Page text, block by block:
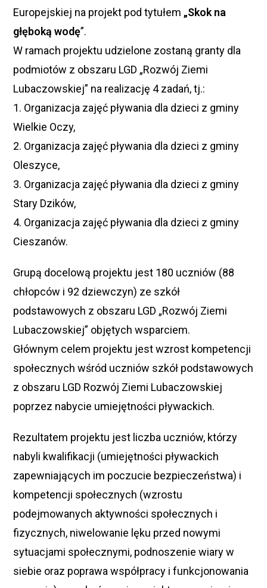
Europejskiej na projekt pod tytułem „Skok na
głęboką wodę”.
W ramach projektu udzielone zostaną granty dla
podmiotów z obszaru LGD „Rozwój Ziemi
Lubaczowskiej” na realizację 4 zadań, tj.:
1. Organizacja zajęć pływania dla dzieci z gminy
Wielkie Oczy,
2. Organizacja zajęć pływania dla dzieci z gminy
Oleszyce,
3. Organizacja zajęć pływania dla dzieci z gminy
Stary Dzików,
4. Organizacja zajęć pływania dla dzieci z gminy
Cieszanów.
Grupą docelową projektu jest 180 uczniów (88
chłopców i 92 dziewczyn) ze szkół
podstawowych z obszaru LGD „Rozwój Ziemi
Lubaczowskiej” objętych wsparciem.
Głównym celem projektu jest wzrost kompetencji
społecznych wśród uczniów szkół podstawowych
z obszaru LGD Rozwój Ziemi Lubaczowskiej
poprzez nabycie umiejętności pływackich.
Rezultatem projektu jest liczba uczniów, którzy
nabyli kwalifikacji (umiejętności pływackich
zapewniających im poczucie bezpieczeństwa) i
kompetencji społecznych (wzrostu
podejmowanych aktywności społecznych i
fizycznych, niwelowanie lęku przed nowymi
sytuacjami społecznymi, podnoszenie wiary w
siebie oraz poprawa współpracy i funkcjonowania